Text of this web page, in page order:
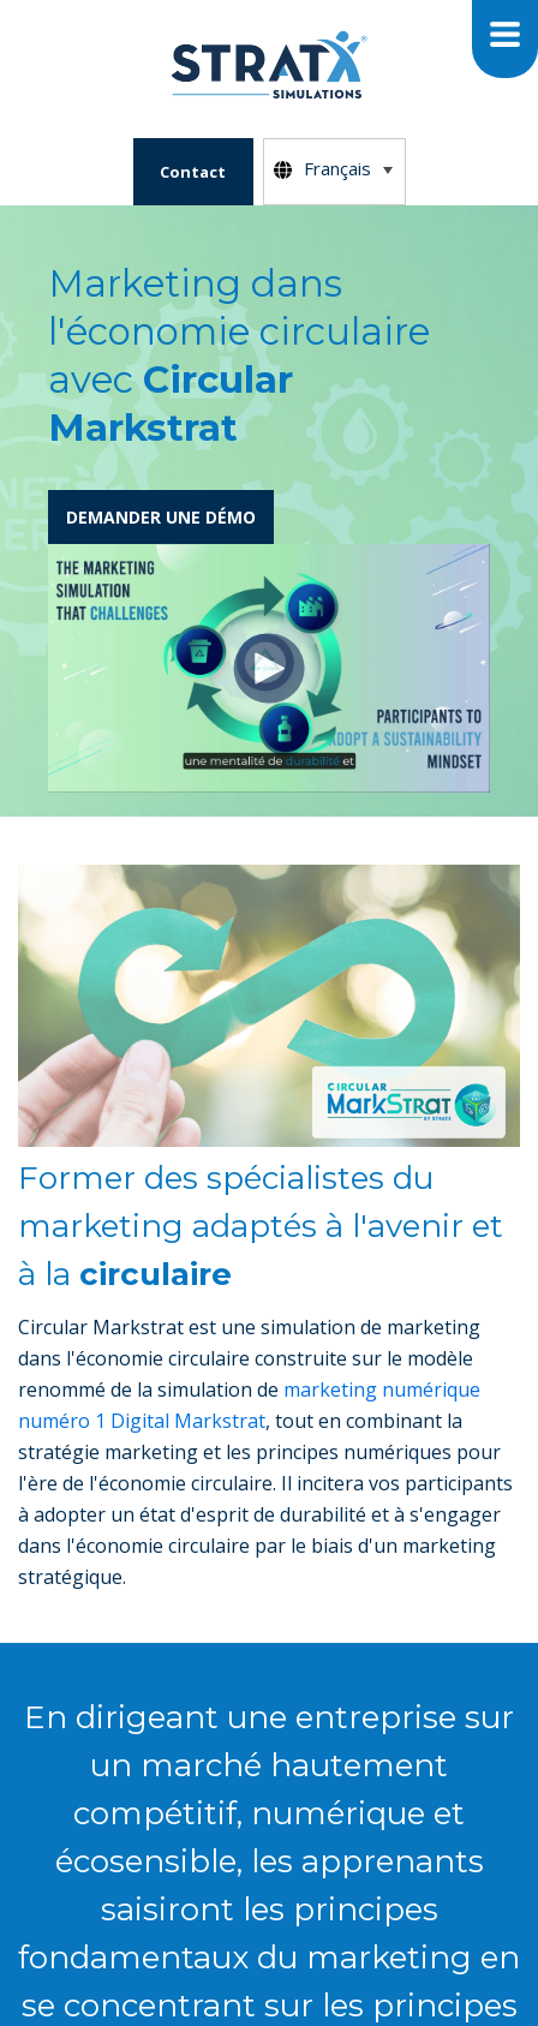
Contact Français
Marketing dans
l'économie circulaire
avecCircular
Markstrat
DEMANDER UNE DÉMO
Former des spécialistes du
marketing adaptés à l'avenir et
à la circulaire
Circular Markstrat est une simulation de marketing
dans l'économie circulaire construite sur le modèle
renommé de la simulation de marketing numérique
numéro 1 Digital Markstrat, tout en combinant la
stratégie marketing et les principes numériques pour
l'ère de l'économie circulaire. Il incitera vos participants
à adopter un état d'esprit de durabilité et à s'engager
dans l'économie circulaire par le biais d'un marketing
stratégique.
En dirigeant une entreprise sur
un marché hautement
compétitif, numérique et
écosensible, les apprenants
saisiront les principes
fondamentaux du marketing en
se concentrant sur les principes